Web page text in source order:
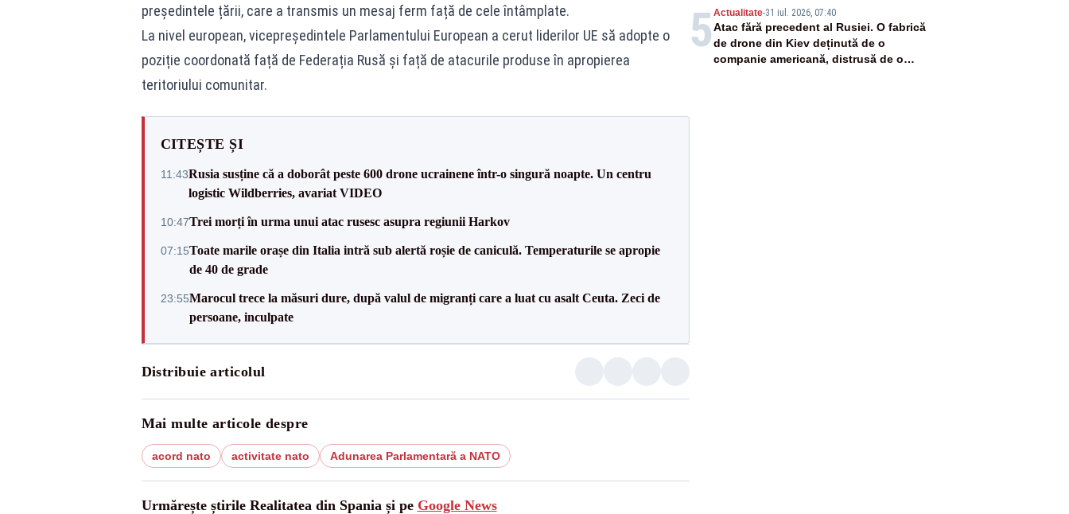
președintele țării, care a transmis un mesaj ferm față de cele întâmplate.
La nivel european, vicepreședintele Parlamentului European a cerut liderilor UE să adopte o
poziție coordonată față de Federația Rusă și față de atacurile produse în apropierea
teritoriului comunitar.
CITEȘTE ȘI
11:43Rusia susține că a doborât peste 600 drone ucrainene într-o singură noapte. Un centru
logistic Wildberries, avariat VIDEO
10:47Trei morți în urma unui atac rusesc asupra regiunii Harkov
07:15Toate marile orașe din Italia intră sub alertă roșie de caniculă. Temperaturile se apropie
de 40 de grade
23:55Marocul trece la măsuri dure, după valul de migranți care a luat cu asalt Ceuta. Zeci de
persoane, inculpate
Distribuie articolul
Mai multe articole despre
acord nato activitate nato Adunarea Parlamentară a NATO
Urmărește știrile Realitatea din Spania și pe Google News
5 Actualitate-31 iul. 2026, 07:40
Atac fără precedent al Rusiei. O fabrică
de drone din Kiev deținută de o
companie americană, distrusă de o